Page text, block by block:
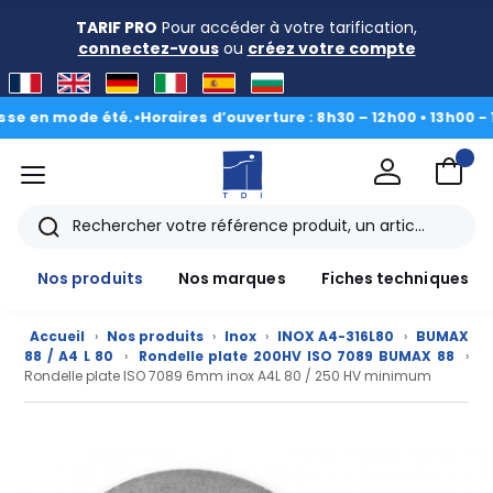
TARIF PRO Pour accéder à votre tarification,
connectez-vousou créez votre compte
mode été.•Horaires d’ouverture : 8h30 – 12h00 • 13h00 - 16h30 |
menu
Rechercher
Nos produits
Nos marques Fiches techniques
Accueil › Nos produits › Inox › INOX A4-316L80 › BUMAX
88 / A4 L 80
› Rondelle plate 200HV ISO 7089 BUMAX 88
›
Rondelle plate ISO 7089 6mm inox A4L 80 / 250 HV minimum